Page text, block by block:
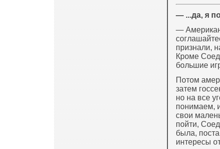
— ...да, я
—
признали,
Кроме
большие
Потом
затем
но на все
понимаем,
свои
пойти,
была,
интересы